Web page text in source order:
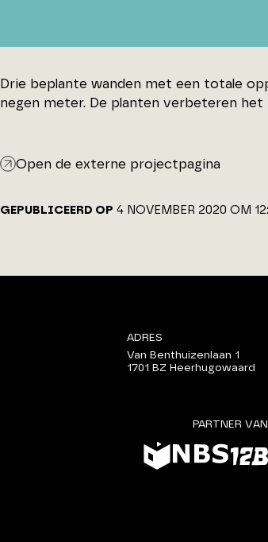
Drie beplante wanden met een totale
negen meter. De planten verbeteren het
Open de externe projectpagina
GEPUBLICEERD OP 4 NOVEMBER 2020 OM
ADRES
Van Benthuizenlaan 1
1701 BZ Heerhugowaard
PARTNER VAN